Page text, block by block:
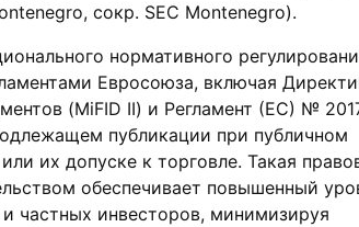
сокр. SEC Montenegro).
нормативного
Евросоюза, включая
(MiFID II) и Регламент (ЕС) №
публикации при публичном
их допуске к торговле. Такая
обеспечивает повышенный
частных инвесторов, минимизируя